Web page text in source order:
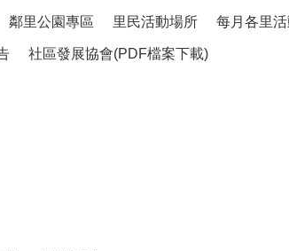
鄰里公園專區 里民活動場所 每月各里
社區發展協會(PDF檔案下載)